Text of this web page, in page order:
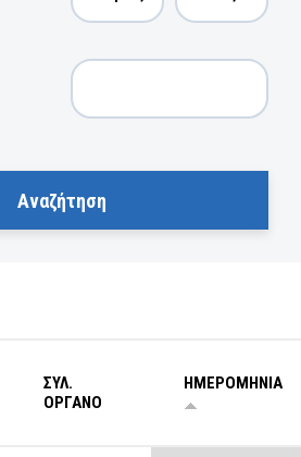
ΣΥΛ.
ΟΡΓΑΝΟ
ΗΜΕΡΟΜΗΝΙΑ